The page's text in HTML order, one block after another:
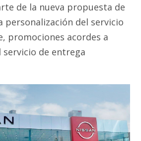
de la nueva propuesta de
personalización del servicio
promociones acordes a
servicio de entrega